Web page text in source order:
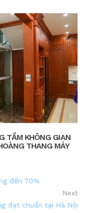
TẦM KHÔNG GIAN
THANG MÁY
đến 70%
Next
đạt chuẩn tại Hà Nội